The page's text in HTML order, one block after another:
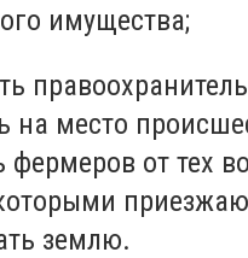
имущества;
на место
от тех
землю.